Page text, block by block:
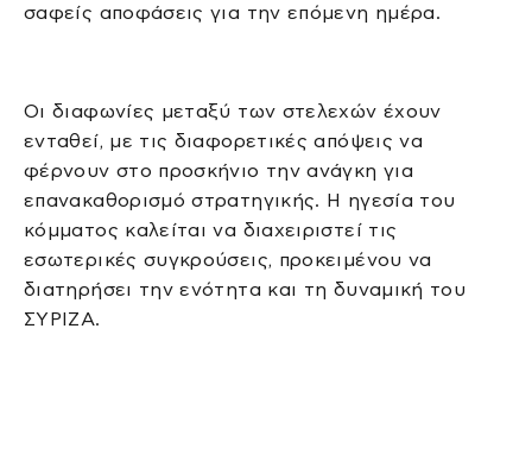
σαφείς αποφάσεις για την επόμενη ημέρα.
Οι διαφωνίες μεταξύ των στελεχών έχουν
ενταθεί, με τις διαφορετικές απόψεις να
φέρνουν στο προσκήνιο την ανάγκη για
επανακαθορισμό στρατηγικής. Η ηγεσία του
κόμματος καλείται να διαχειριστεί τις
εσωτερικές συγκρούσεις, προκειμένου να
διατηρήσει την ενότητα και τη δυναμική του
ΣΥΡΙΖΑ.